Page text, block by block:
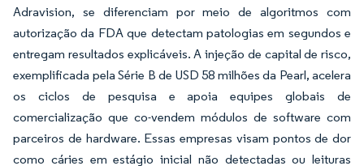
Adravision, se diferenciam por meio de algoritmos com
autorização da FDA que detectam patologias em segundos e
entregam resultados explicáveis. A injeção de capital de risco,
exemplificada pela Série B de USD 58 milhões da Pearl, acelera
os ciclos de pesquisa e apoia equipes globais de
comercialização que co-vendem módulos de software com
parceiros de hardware. Essas empresas visam pontos de dor
como cáries em estágio inicial não detectadas ou leituras